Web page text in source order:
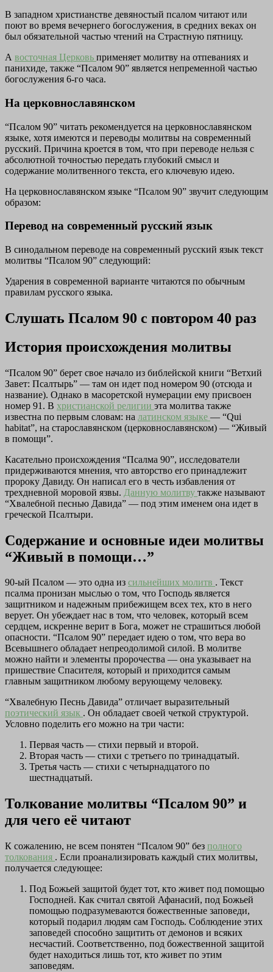
В западном христианстве девяностый псалом читают или
поют во время вечернего богослужения, в средних веках он
был обязательной частью чтений на Страстную пятницу.
А восточная Церковь применяет молитву на отпеваниях и
панихиде, также “Псалом 90” является непременной частью
богослужения 6-го часа.
На церковнославянском
“Псалом 90” читать рекомендуется на церковнославянском
языке, хотя имеются и переводы молитвы на современный
русский. Причина кроется в том, что при переводе нельзя с
абсолютной точностью передать глубокий смысл и
содержание молитвенного текста, его ключевую идею.
На церковнославянском языке “Псалом 90” звучит следующим
образом:
Перевод на современный русский язык
В синодальном переводе на современный русский язык текст
молитвы “Псалом 90” следующий:
Ударения в современной варианте читаются по обычным
правилам русского языка.
Слушать Псалом 90 с повтором 40 раз
История происхождения молитвы
“Псалом 90” берет свое начало из библейской книги “Ветхий
Завет: Псалтырь” — там он идет под номером 90 (отсюда и
название). Однако в масоретской нумерации ему присвоен
номер 91. В христианской религии эта молитва также
известна по первым словам: на латинском языке — “Qui
habitat”, на старославянском (церковнославянском) — “Живый
в помощи”.
Касательно происхождения “Псалма 90”, исследователи
придерживаются мнения, что авторство его принадлежит
пророку Давиду. Он написал его в честь избавления от
трехдневной моровой язвы. Данную молитву также называют
“Хвалебной песнью Давида” — под этим именем она идет в
греческой Псалтыри.
Содержание и основные идеи молитвы
“Живый в помощи…”
90-ый Псалом — это одна из сильнейших молитв . Текст
псалма пронизан мыслью о том, что Господь является
защитником и надежным прибежищем всех тех, кто в него
верует. Он убеждает нас в том, что человек, который всем
сердцем, искренне верит в Бога, может не страшиться любой
опасности. “Псалом 90” передает идею о том, что вера во
Всевышнего обладает непреодолимой силой. В молитве
можно найти и элементы пророчества — она указывает на
пришествие Спасителя, который и приходится самым
главным защитником любому верующему человеку.
“Хвалебную Песнь Давида” отличает выразительный
поэтический язык . Он обладает своей четкой структурой.
Условно поделить его можно на три части:
Первая часть — стихи первый и второй.
Вторая часть — стихи с третьего по тринадцатый.
Третья часть — стихи с четырнадцатого по
шестнадцатый.
Толкование молитвы “Псалом 90” и
для чего её читают
К сожалению, не всем понятен “Псалом 90” без полного
толкования . Если проанализировать каждый стих молитвы,
получается следующее:
Под Божьей защитой будет тот, кто живет под помощью
Господней. Как считал святой Афанасий, под Божьей
помощью подразумеваются божественные заповеди,
который подарил людям сам Господь. Соблюдение этих
заповедей способно защитить от демонов и всяких
несчастий. Соответственно, под божественной защитой
будет находиться лишь тот, кто живет по этим
заповедям.